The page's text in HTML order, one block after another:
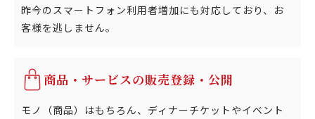
昨今のスマートフォン利用者増加にも対応しており、お
客様を逃しません。
商品・サービスの販売登録・公開
モノ（商品）はもちろん、ディナーチケットやイベント